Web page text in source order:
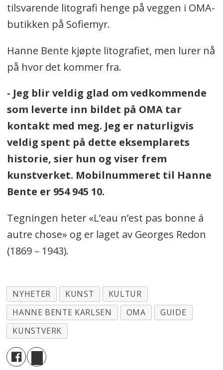
tilsvarende litografi henge på veggen i OMA-
butikken på Sofiemyr.
Hanne Bente kjøpte litografiet, men lurer nå
på hvor det kommer fra.
- Jeg blir veldig glad om vedkommende
som leverte inn bildet på OMA tar
kontakt med meg. Jeg er naturligvis
veldig spent på dette eksemplarets
historie, sier hun og viser frem
kunstverket. Mobilnummeret til Hanne
Bente er 954 945 10.
Tegningen heter «L’eau n’est pas bonne á
autre chose» og er laget av Georges Redon
(1869 – 1943).
NYHETER KUNST
KULTUR
HANNE BENTE KARLSEN
OMA
GUIDE
KUNSTVERK